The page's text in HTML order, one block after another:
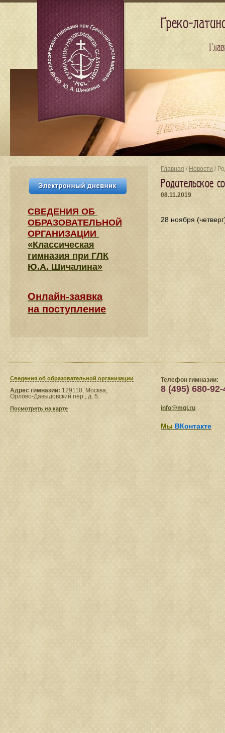
Главная / Новости /
Родительское
08.11.2019
28 ноября
СВЕДЕНИЯ​ ОБ
ОБРАЗОВАТЕЛЬНОЙ
ОРГАНИЗАЦИИ
«Классическая
гимназия при ГЛК
Ю.А. Шичалина»
Онлайн-заявка
на поступление
Сведения​ об образовательной организации
Адрес гимназии: 129110, Москва,
Орлово-Давыдовский пер., д. 5.
Посмотреть на карте
Телефон гимназии:
8 (495) 680-92-
info@mgl.ru
Мы ВКонтакте
Греко-